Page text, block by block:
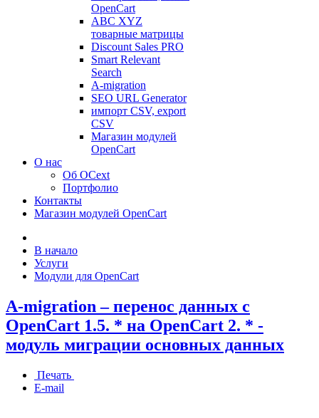
OpenCart
ABC XYZ
товарные матрицы
Discount Sales PRO
Smart Relevant
Search
A-migration
SEO URL Generator
импорт CSV, export
CSV
Магазин модулей
OpenCart
О нас
Об OCext
Портфолио
Контакты
Магазин модулей OpenCart
В начало
Услуги
Модули для OpenCart
A-migration – перенос данных с
OpenCart 1.5. * на OpenCart 2. * -
модуль миграции основных данных
Печать
E-mail